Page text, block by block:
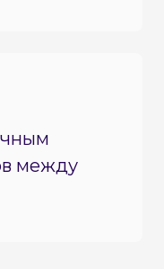
между